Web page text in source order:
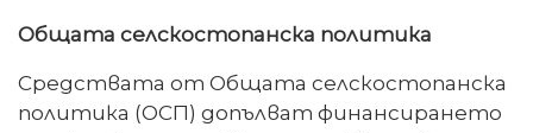
Общата селскостопанска политика
Средствата от Общата селскостопанска
политика (ОСП) допълват финансирането